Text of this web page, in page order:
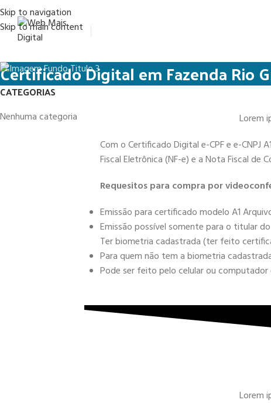
Skip to navigation
Skip to main content
Certificado Digital em Fazenda Rio
CATEGORIAS
Nenhuma categoria
Lorem
Com o Certificado Digital e-CPF e e-CNPJ
Fiscal Eletrônica (NF-e) e a Nota Fiscal de
Requesitos para compra por
Emissão para certificado modelo A1
Emissão possível somente para o titular do
Ter biometria cadastrada (ter feito
Para quem não tem a biometria
Pode ser feito pelo celular ou
Lorem